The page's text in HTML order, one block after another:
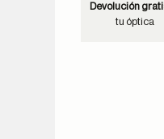
Devolución
tu óptica